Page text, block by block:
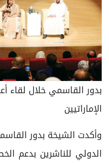
بدور القاسمي خلال لقاء
الإماراتيين
وأكدت الشيخة بدور
الدولي للناشرين بدعم